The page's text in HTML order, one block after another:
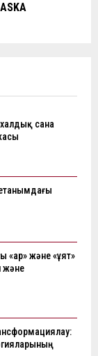
сана
«ар» және «ұят»
және